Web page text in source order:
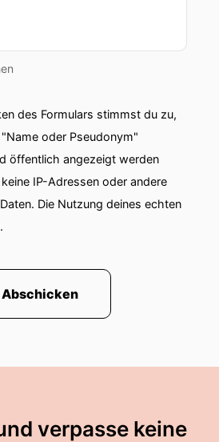
des Formulars stimmst du zu,
oder Pseudonym"
öffentlich angezeigt werden
IP-Adressen oder andere
Die Nutzung deines echten
Abschicken
verpasse keine